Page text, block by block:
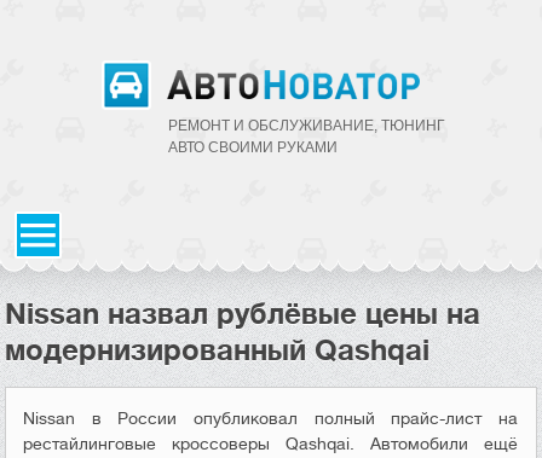
РЕМОНТ И ОБСЛУЖИВАНИЕ, ТЮНИНГ
АВТО CВОИМИ РУКАМИ
Nissan назвал рублёвые цены на
модернизированный Qashqai
Nissan в России опубликовал полный прайс-лист на
рестайлинговые кроссоверы Qashqai. Автомобили ещё